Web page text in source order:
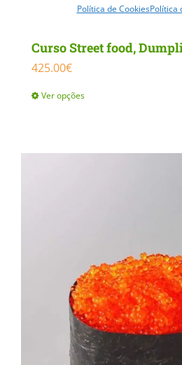
Política de CookiesPolítica
Curso Street food,
425.00€
Ver opções
has
chosen